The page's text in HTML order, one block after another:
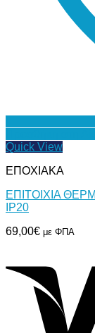
Quick View
ΕΠΟΧΙΑΚΑ
ΕΠΙΤΟΙΧΙΑ
IP20
69,00€ με ΦΠΑ